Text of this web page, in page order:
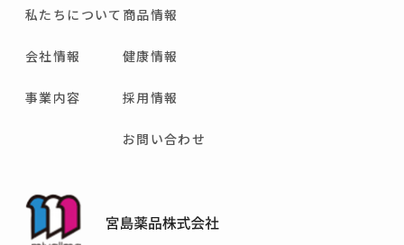
私たちについて
会社情報
事業内容
商品情報
健康情報
採用情報
お問い合わせ